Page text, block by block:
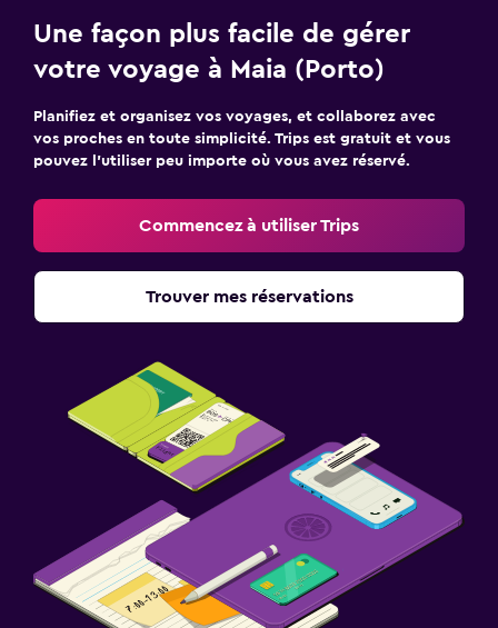
Une façon plus facile de gérer
votre voyage à Maia (Porto)
Planifiez et organisez vos voyages, et collaborez avec
vos proches en toute simplicité. Trips est gratuit et vous
pouvez l’utiliser peu importe où vous avez réservé.
Commencez à utiliser Trips
Trouver mes réservations